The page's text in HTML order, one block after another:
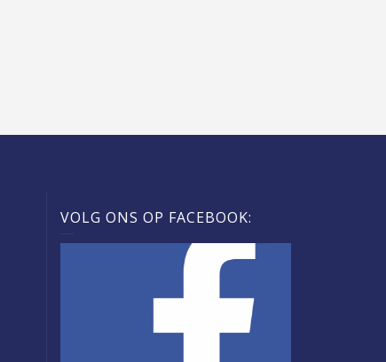
VOLG ONS OP FACEBOOK: